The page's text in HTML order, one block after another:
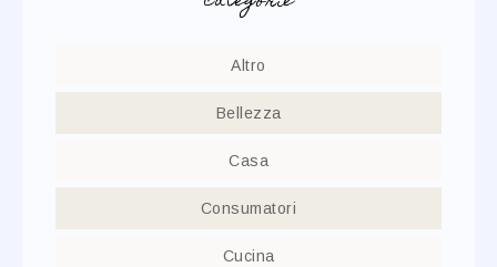
Altro
Bellezza
Casa
Consumatori
Cucina